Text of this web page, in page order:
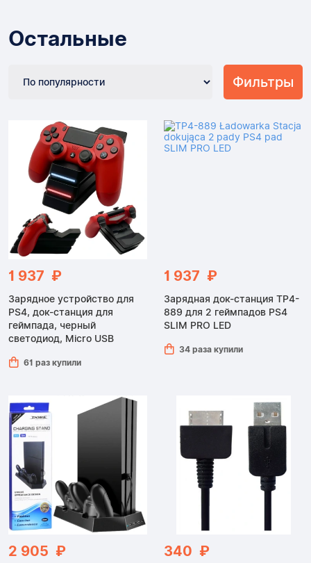
Остальные
Фильтры
1 937 ₽
Зарядное устройство для
PS4, док-станция для
геймпада, черный
светодиод, Micro USB
61 раз купили
1 937 ₽
Зарядная док-станция TP4-
889 для 2 геймпадов PS4
SLIM PRO LED
34 раза купили
2 905 ₽ 340 ₽